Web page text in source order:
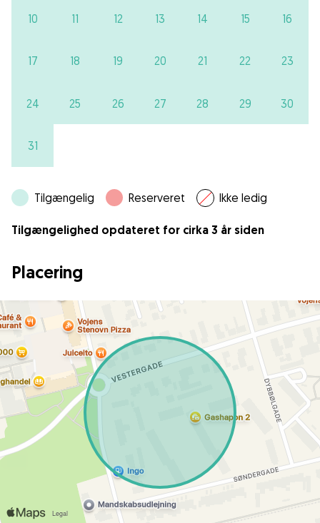
10 11 12 13 14 15 16
17 18 19 20 21 22 23
24 25 26 27 28 29 30
31
Tilgængelig Reserveret Ikke ledig
Tilgængelighed opdateret for cirka 3 år siden
Placering